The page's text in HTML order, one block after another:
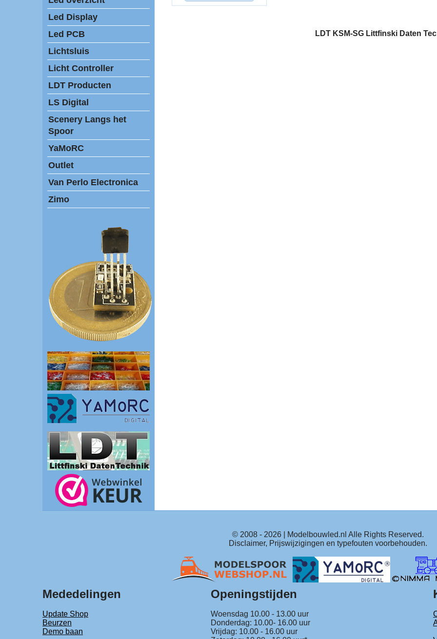
Led Display
Led PCB
Lichtsluis
Licht Controller
LDT Producten
LS Digital
Scenery Langs het
Spoor
YaMoRC
Outlet
Van Perlo Electronica
Zimo
LDT KSM-SG Littfinski Daten
© 2008 - 2026| Modelbouwled.nl Alle Rights Reserved.
Disclaimer, Prijswijzigingen en typefouten voorbehouden.
Mededelingen Openingstijden
Update Shop Woensdag 10.00 - 13.00 uur
Beurzen
Donderdag: 10.00- 16.00 uur
Demo baan
Vrijdag: 10.00 - 16.00 uur